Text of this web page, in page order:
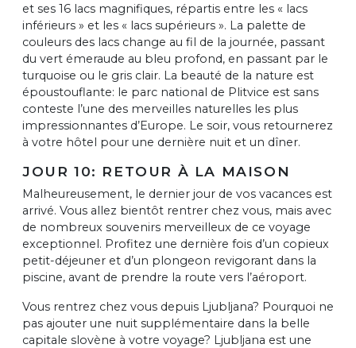
et ses 16 lacs magnifiques, répartis entre les « lacs
inférieurs » et les « lacs supérieurs ». La palette de
couleurs des lacs change au fil de la journée, passant
du vert émeraude au bleu profond, en passant par le
turquoise ou le gris clair. La beauté de la nature est
époustouflante: le parc national de Plitvice est sans
conteste l’une des merveilles naturelles les plus
impressionnantes d’Europe. Le soir, vous retournerez
à votre hôtel pour une dernière nuit et un dîner.
JOUR 10: RETOUR À LA MAISON
Malheureusement, le dernier jour de vos vacances est
arrivé. Vous allez bientôt rentrer chez vous, mais avec
de nombreux souvenirs merveilleux de ce voyage
exceptionnel. Profitez une dernière fois d’un copieux
petit-déjeuner et d’un plongeon revigorant dans la
piscine, avant de prendre la route vers l’aéroport.
Vous rentrez chez vous depuis Ljubljana? Pourquoi ne
pas ajouter une nuit supplémentaire dans la belle
capitale slovène à votre voyage? Ljubljana est une